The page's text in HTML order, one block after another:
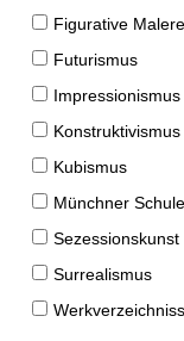
Figurative
Futurismus
Impressionismus
Konstruktivismus
Kubismus
Münchner Schule
Sezessionskunst
Surrealismus